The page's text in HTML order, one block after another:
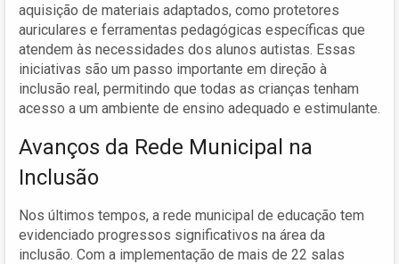
aquisição de materiais adaptados, como protetores
auriculares e ferramentas pedagógicas específicas que
atendem às necessidades dos alunos autistas. Essas
iniciativas são um passo importante em direção à
inclusão real, permitindo que todas as crianças tenham
acesso a um ambiente de ensino adequado e estimulante.
Avanços da Rede Municipal na
Inclusão
Nos últimos tempos, a rede municipal de educação tem
evidenciado progressos significativos na área da
inclusão. Com a implementação de mais de 22 salas